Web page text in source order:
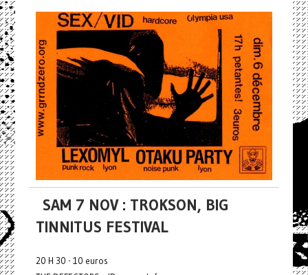
SAM 7 NOV : TROKSON, BIG
TINNITUS FESTIVAL
20 H 30 - 10 euros